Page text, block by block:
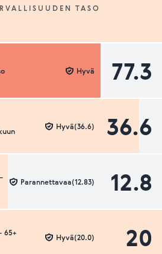
TASO
77.3
Hyvä
36.6
Hyvä(36.6)
12.8
Parannettavaa(12.83)
65+
20
Hyvä(20.0)